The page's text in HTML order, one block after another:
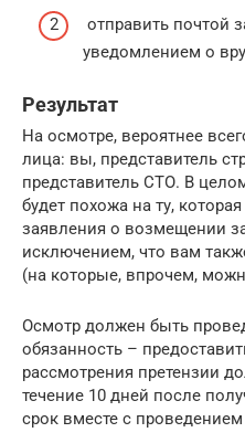
отправить почтой
уведомлением о
Результат
На осмотре, вероятнее
лица: вы, представитель
представитель СТО. В
будет похожа на ту,
заявления о возмещении
исключением, что вам
(на которые, впрочем,
Осмотр должен быть
обязанность –
рассмотрения претензии
течение 10 дней после
срок вместе с